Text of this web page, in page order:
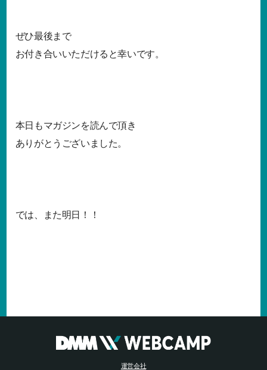
ぜひ最後まで
お付き合いいただけると幸いです。
本日もマガジンを読んで頂き
ありがとうございました。
では、また明日！！
運営会社